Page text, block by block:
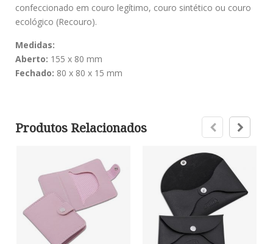
confeccionado em couro legítimo, couro sintético ou couro
ecológico (Recouro).
Medidas:
Aberto: 155 x 80 mm
Fechado: 80 x 80 x 15 mm
Produtos Relacionados